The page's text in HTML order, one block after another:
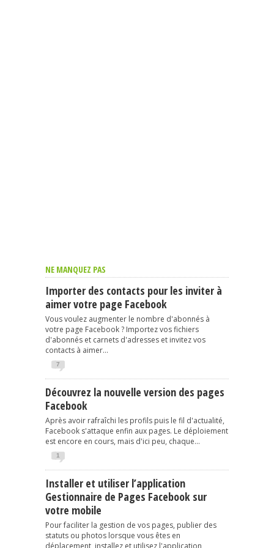
NE MANQUEZ PAS
Importer des contacts pour les inviter à
aimer votre page Facebook
Vous voulez augmenter le nombre d'abonnés à
votre page Facebook ? Importez vos fichiers
d'abonnés et carnets d'adresses et invitez vos
contacts à aimer...
7
Découvrez la nouvelle version des pages
Facebook
Après avoir rafraîchi les profils puis le fil d'actualité,
Facebook s'attaque enfin aux pages. Le déploiement
est encore en cours, mais d'ici peu, chaque...
1
Installer et utiliser l’application
Gestionnaire de Pages Facebook sur
votre mobile
Pour faciliter la gestion de vos pages, publier des
statuts ou photos lorsque vous êtes en
déplacement, installez et utilisez l'application